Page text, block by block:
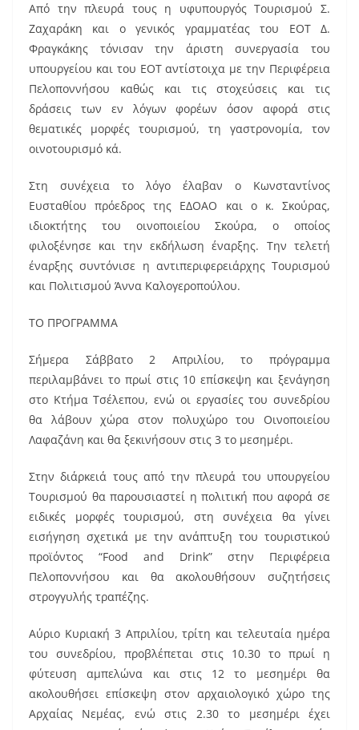
Από την πλευρά τους η υφυπουργός Τουρισμού Σ.
Ζαχαράκη και ο γενικός γραμματέας του ΕΟΤ Δ.
Φραγκάκης τόνισαν την άριστη συνεργασία του
υπουργείου και του ΕΟΤ αντίστοιχα με την Περιφέρεια
Πελοποννήσου καθώς και τις στοχεύσεις και τις
δράσεις των εν λόγων φορέων όσον αφορά στις
θεματικές μορφές τουρισμού, τη γαστρονομία, τον
οινοτουρισμό κά.
Στη συνέχεια το λόγο έλαβαν ο Κωνσταντίνος
Ευσταθίου πρόεδρος της ΕΔΟΑΟ και ο κ. Σκούρας,
ιδιοκτήτης του οινοποιείου Σκούρα, ο οποίος
φιλοξένησε και την εκδήλωση έναρξης. Την τελετή
έναρξης συντόνισε η αντιπεριφερειάρχης Τουρισμού
και Πολιτισμού Άννα Καλογεροπούλου.
ΤΟ ΠΡΟΓΡΑΜΜΑ
Σήμερα Σάββατο 2 Απριλίου, το πρόγραμμα
περιλαμβάνει το πρωί στις 10 επίσκεψη και ξενάγηση
στο Κτήµα Τσέλεπου, ενώ οι εργασίες του συνεδρίου
θα λάβουν χώρα στον πολυχώρο του Οινοποιείου
Λαφαζάνη και θα ξεκινήσουν στις 3 το μεσημέρι.
Στην διάρκειά τους από την πλευρά του υπουργείου
Τουρισμού θα παρουσιαστεί η πολιτική που αφορά σε
ειδικές μορφές τουρισμού, στη συνέχεια θα γίνει
εισήγηση σχετικά με την ανάπτυξη του τουριστικού
προϊόντος “Food and Drink” στην Περιφέρεια
Πελοποννήσου και θα ακολουθήσουν συζητήσεις
στρογγυλής τραπέζης.
Αύριο Κυριακή 3 Απριλίου, τρίτη και τελευταία ημέρα
του συνεδρίου, προβλέπεται στις 10.30 το πρωί η
φύτευση αμπελώνα και στις 12 το μεσημέρι θα
ακολουθήσει επίσκεψη στον αρχαιολογικό χώρο της
Αρχαίας Νεμέας, ενώ στις 2.30 το μεσημέρι έχει